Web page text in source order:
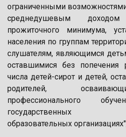
ограниченными
среднедушевым
прожиточного минимума,
населения по группам
слушателям, являющимся
оставшимися без попечения
числа детей-сирот и детей,
родителей,
профессионального
государственных
образовательных